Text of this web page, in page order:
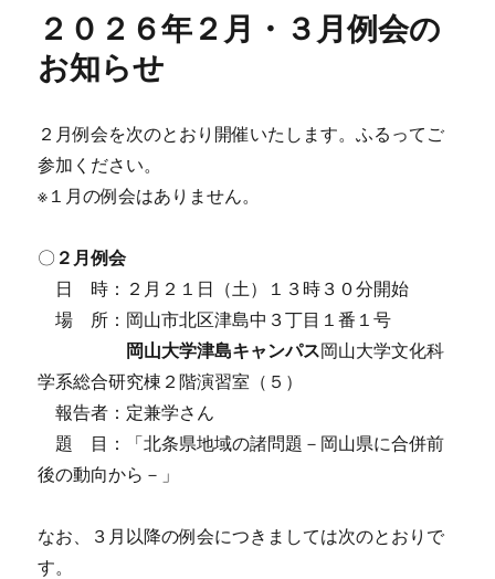
ー
２０２６年２月・３月例会の
お知らせ
２月例会を次のとおり開催いたします。ふるってご
参加ください。
※１月の例会はありません。
〇 ２月例会
日 時：２月２１日（土）１３時３０分開始
場 所：岡山市北区津島中３丁目１番１号
岡山大学津島キャンパス岡山大学文化科
学系総合研究棟２階演習室（５）
報告者：定兼学さん
題 目：「北条県地域の諸問題－岡山県に合併前
後の動向から－」
なお、３月以降の例会につきましては次のとおりで
す。